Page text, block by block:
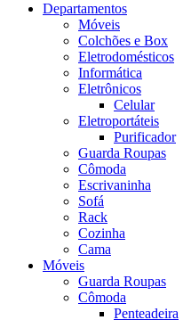
Departamentos
Móveis
Colchões e Box
Eletrodomésticos
Informática
Eletrônicos
Celular
Eletroportáteis
Purificador
Guarda Roupas
Cômoda
Escrivaninha
Sofá
Rack
Cozinha
Cama
Móveis
Guarda Roupas
Cômoda
Penteadeira